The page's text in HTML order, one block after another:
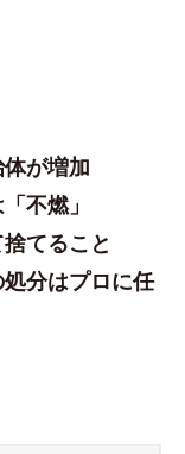
が増加
不燃」
てること
分はプロに任